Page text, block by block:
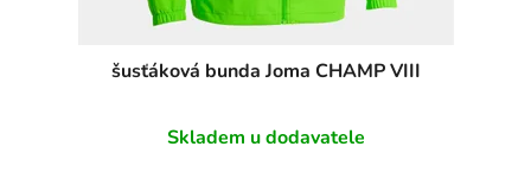
šusťáková bunda Joma CHAMP VIII
Skladem u dodavatele